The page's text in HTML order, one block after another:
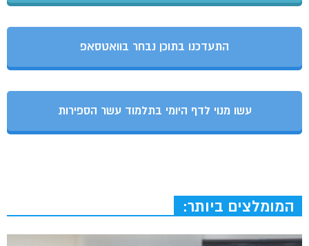
התעדכנו בתוכן נבחר בוואטסאפ
עשו מנוי לדף היומי בתלמוד עשר הספירות
המומלצים ביותר: